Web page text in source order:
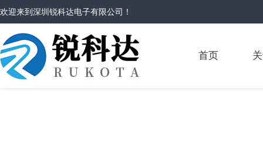
欢迎来到深圳锐科达电子有限公司 ！
首页